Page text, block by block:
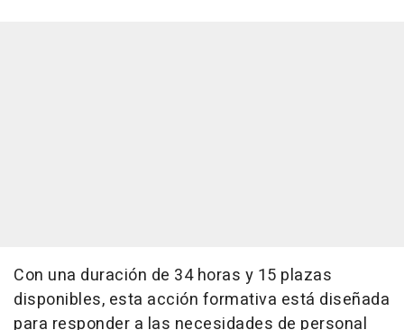
Con una duración de 34 horas y 15 plazas
disponibles, esta acción formativa está diseñada
para responder a las necesidades de personal